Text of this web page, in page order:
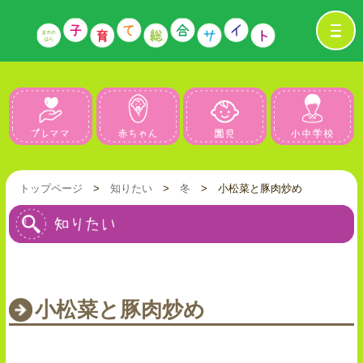
プレママ 赤ちゃん 園児
トップページ > 知りたい> 冬 > 小松菜と豚肉炒め
小松菜と豚肉炒め